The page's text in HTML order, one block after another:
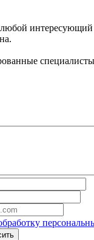
интересующий
специалисты